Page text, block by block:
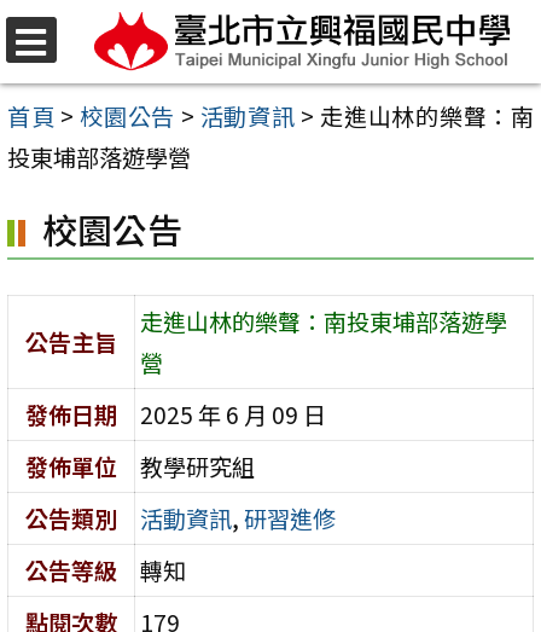
選
單
跳
至
主
要
容
區
首頁 > 校園公告 > 活動資訊 > 走進山林的樂聲：南
投東埔部落遊學營
校園公告
公告主旨
走進山林的樂聲：南投東埔部落遊學
營
發佈日期
2025 年 6 月 09 日
發佈單位
教學研究組
公告類別
活動資訊,研習進修
公告等級
轉知
點閱次數
179